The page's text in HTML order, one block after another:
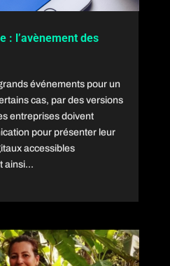
: l’avènement des
événements pour un
cas, par des versions
entreprises doivent
pour présenter leur
accessibles
ainsi...